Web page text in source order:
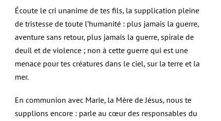
Écoute le cri unanime de tes fils, la supplication pleine
de tristesse de toute l’humanité : plus jamais la guerre,
aventure sans retour, plus jamais la guerre, spirale de
deuil et de violence ; non à cette guerre qui est une
menace pour tes créatures dans le ciel, sur la terre et la
mer.
En communion avec Marie, la Mère de Jésus, nous te
supplions encore : parle au cœur des responsables du